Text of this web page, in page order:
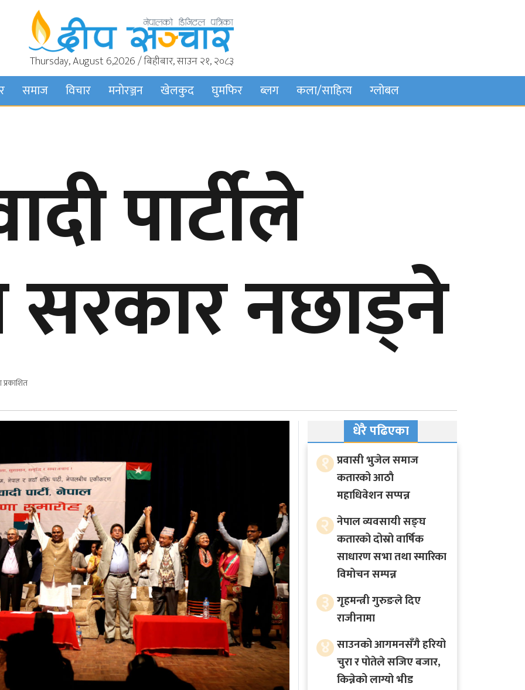
Thursday, August 6,2026 / बिहीबार, साउन २१, २०८३
समाज विचार मनाेरञ्जन खेलकुद घुमफिर ब्लग कला/साहित्य ग्लोबल
पार्टीले
नछाड्ने
धेरै पढिएका
१ प्रवासी भुजेल समाज
कतारको आठाै
महाधिवेशन सप्पन्न
२ नेपाल व्यवसायी सङ्घ
कतारको दोस्रो वार्षिक
साधारण सभा तथा स्मारिका
विमोचन सम्पन्न
३ गृहमन्त्री गुरुङले दिए
राजीनामा
४ साउनको आगमनसँगै हरियो
चुरा र पोतेले सजिए बजार,
किन्नेको लाग्यो भीड